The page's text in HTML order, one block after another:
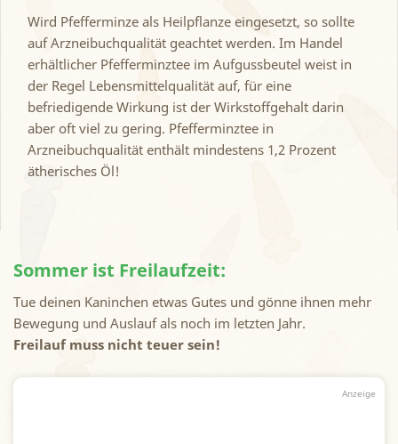
Wird Pfefferminze als Heilpflanze eingesetzt, so sollte
auf Arzneibuchqualität geachtet werden. Im Handel
erhältlicher Pfefferminztee im Aufgussbeutel weist in
der Regel Lebensmittelqualität auf, für eine
befriedigende Wirkung ist der Wirkstoffgehalt darin
aber oft viel zu gering. Pfefferminztee in
Arzneibuchqualität enthält mindestens 1,2 Prozent
ätherisches Öl!
Sommer ist Freilaufzeit:
Tue deinen Kaninchen etwas Gutes und gönne ihnen mehr
Bewegung und Auslauf als noch im letzten Jahr.
Freilauf muss nicht teuer sein!